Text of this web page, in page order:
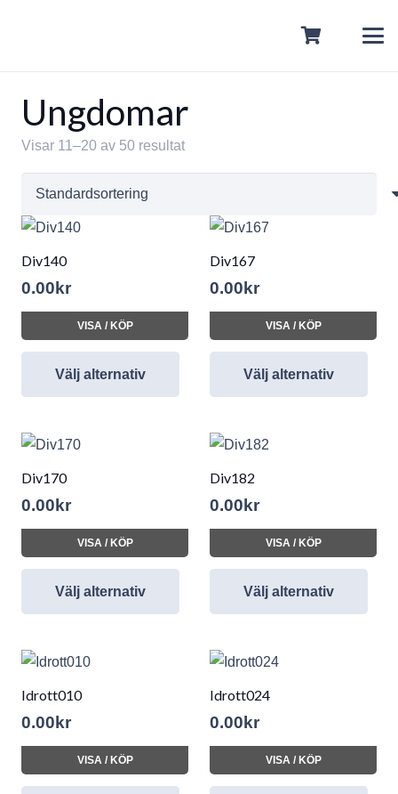
Ungdomar
Visar 11–20 av 50 resultat
Div140
0.00 kr
VISA / KÖP
Välj alternativ
Div167
0.00 kr
VISA / KÖP
Välj alternativ
Div170
0.00 kr
VISA / KÖP
Välj alternativ
Div182
0.00 kr
VISA / KÖP
Välj alternativ
Idrott010
0.00 kr
VISA / KÖP
Idrott024
0.00 kr
VISA / KÖP